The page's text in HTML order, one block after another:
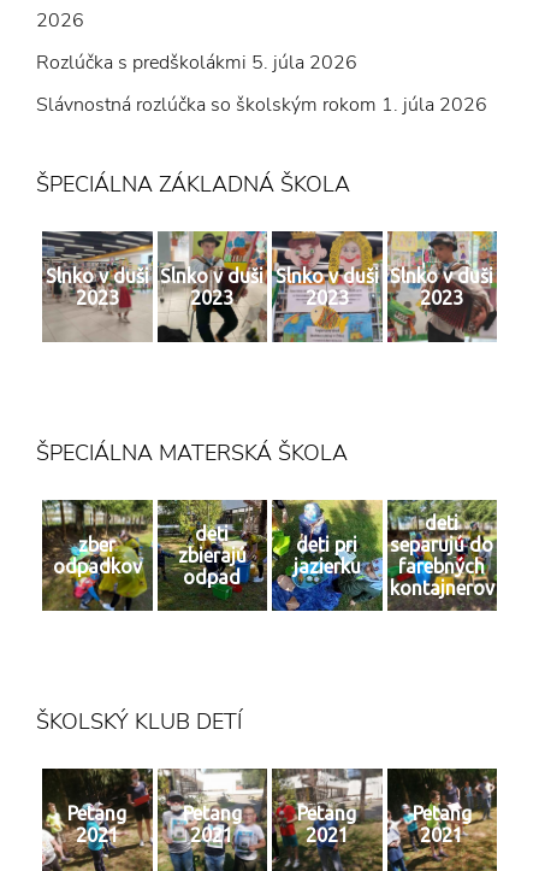
2026
Rozlúčka s predškolákmi 5. júla 2026
Slávnostná rozlúčka so školským rokom 1. júla 2026
ŠPECIÁLNA ZÁKLADNÁ ŠKOLA
Slnko v duši
2023
Slnko v duši
2023
Slnko v duši
2023
Slnko v duši
2023
ŠPECIÁLNA MATERSKÁ ŠKOLA
zber
odpadkov
deti
zbierajú
odpad
deti pri
jazierku
deti
separujú do
farebných
kontajnerov
ŠKOLSKÝ KLUB DETÍ
Petang
2021
Petang
2021
Petang
2021
Petang
2021